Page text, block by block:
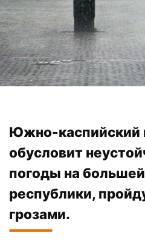
Южно-каспийский
обусловит
погоды на
республики,
грозами.